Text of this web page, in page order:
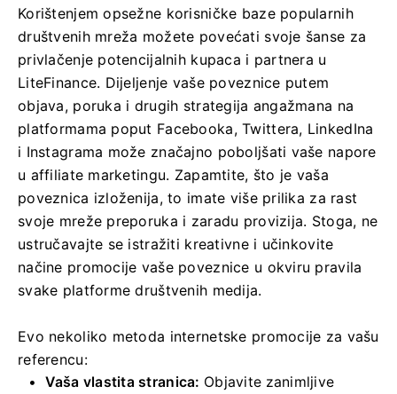
Korištenjem opsežne korisničke baze popularnih
društvenih mreža možete povećati svoje šanse za
privlačenje potencijalnih kupaca i partnera u
LiteFinance. Dijeljenje vaše poveznice putem
objava, poruka i drugih strategija angažmana na
platformama poput Facebooka, Twittera, LinkedIna
i Instagrama može značajno poboljšati vaše napore
u affiliate marketingu. Zapamtite, što je vaša
poveznica izloženija, to imate više prilika za rast
svoje mreže preporuka i zaradu provizija. Stoga, ne
ustručavajte se istražiti kreativne i učinkovite
načine promocije vaše poveznice u okviru pravila
svake platforme društvenih medija.
Evo nekoliko metoda internetske promocije za vašu
referencu:
Vaša vlastita stranica: Objavite zanimljive